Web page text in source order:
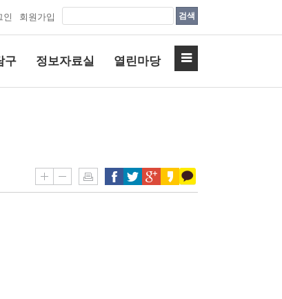
인 회원가입 검색
구 정보자료실 열린마당